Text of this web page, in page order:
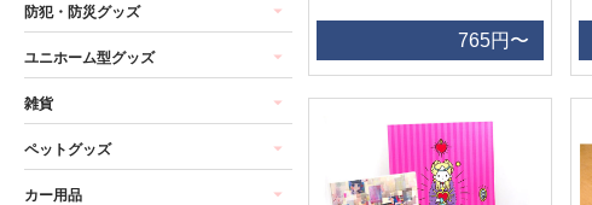
765円〜
防犯・防災グッズ
ユニホーム型グッズ
雑貨
ペットグッズ
カー用品